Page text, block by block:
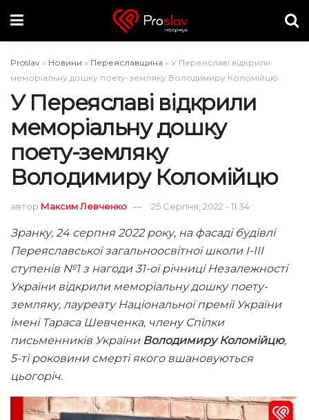
Proslav » Новини » Переяславщина » У Переяславі відкрили
меморіальну дошку поету-земляку Володимиру Коломійцю
У Переяславі відкрили
меморіальну дошку
поету-земляку
Володимиру Коломійцю
автор Максим Левченко 25 Серпня, 2022 - 11:34
Зранку, 24 серпня 2022 року, на фасаді будівлі
Переяславської загальноосвітної школи І-ІІІ
ступенів №1 з нагоди 31-ої річниці Незалежності
України відкрили меморіальну дошку поету-
земляку, лауреату Національної премії України
імені Тараса Шевченка, члену Спілки
письменників України Володимиру Коломійцю,
5-ті роковини смерті якого вшановуються
цьогоріч.